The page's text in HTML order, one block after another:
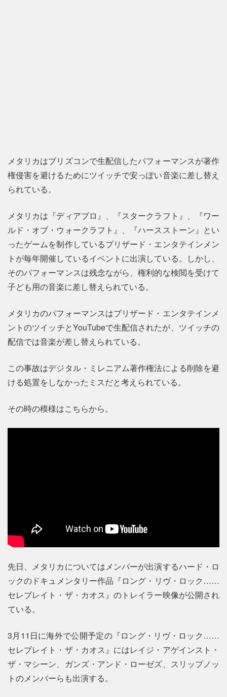
メタリカはブリズコンで生配信したパフォーマンスが著作
権侵害を避けるためにツイッチで安っぽい音楽に差し替え
られている。
メタリカは『ディアブロ』、『スタークラフト』、『ワー
ルド・オブ・ウォークラフト』、『ハースストーン』とい
ったゲームを制作しているブリザード・エンタテインメン
トが毎年開催しているイベントに出演している。しかし、
そのパフォーマンスは残念ながら、権利的な検閲を受けて
子ども用の音楽に差し替えられている。
メタリカのパフォーマンスはブリザード・エンタテインメ
ントのツイッチとYouTubeで生配信されたが、ツイッチの
配信では音楽が差し替えられている。
この事故はデジタル・ミレニアム著作権法による削除を避
ける処置をしなかったミスだと考えられている。
その時の模様はこちらから。
先日、メタリカについてはメンバーが出演するハード・ロ
ックのドキュメンタリー作品『ロング・リヴ・ロック……
セレブレイト・ザ・カオス』のトレイラー映像が公開され
ている。
3月11日に海外で公開予定の『ロング・リヴ・ロック……
セレブレイト・ザ・カオス』にはレイジ・アゲインスト・
ザ・マシーン、ガンズ・アンド・ローゼズ、スリップノッ
トのメンバーらも出演する。